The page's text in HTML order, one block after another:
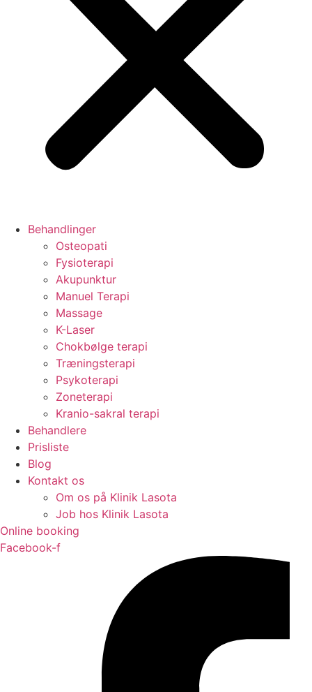
Behandlinger
Osteopati
Fysioterapi
Akupunktur
Manuel Terapi
Massage
K-Laser
Chokbølge terapi
Træningsterapi
Psykoterapi
Zoneterapi
Kranio-sakral terapi
Behandlere
Prisliste
Blog
Kontakt os
Om os på Klinik Lasota
Job hos Klinik Lasota
Online booking
Facebook-f